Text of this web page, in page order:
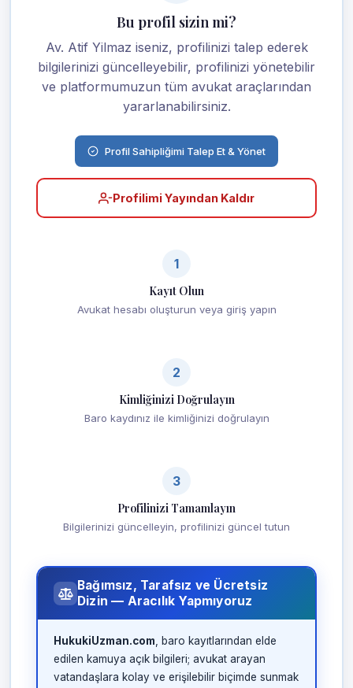
Bu profil sizin mi?
Av. Atif Yilmaz iseniz, profilinizi talep ederek
bilgilerinizi güncelleyebilir, profilinizi yönetebilir
ve platformumuzun tüm avukat araçlarından
yararlanabilirsiniz.
Profil Sahipliğimi Talep Et & Yönet
Profilimi Yayından Kaldır
1
Kayıt Olun
Avukat hesabı oluşturun veya giriş yapın
2
Kimliğinizi Doğrulayın
Baro kaydınız ile kimliğinizi doğrulayın
3
Profilinizi Tamamlayın
Bilgilerinizi güncelleyin, profilinizi güncel tutun
Bağımsız, Tarafsız ve Ücretsiz
Dizin — Aracılık Yapmıyoruz
HukukiUzman.com , baro kayıtlarından elde
edilen kamuya açık bilgileri; avukat arayan
vatandaşlara kolay ve erişilebilir biçimde sunmak